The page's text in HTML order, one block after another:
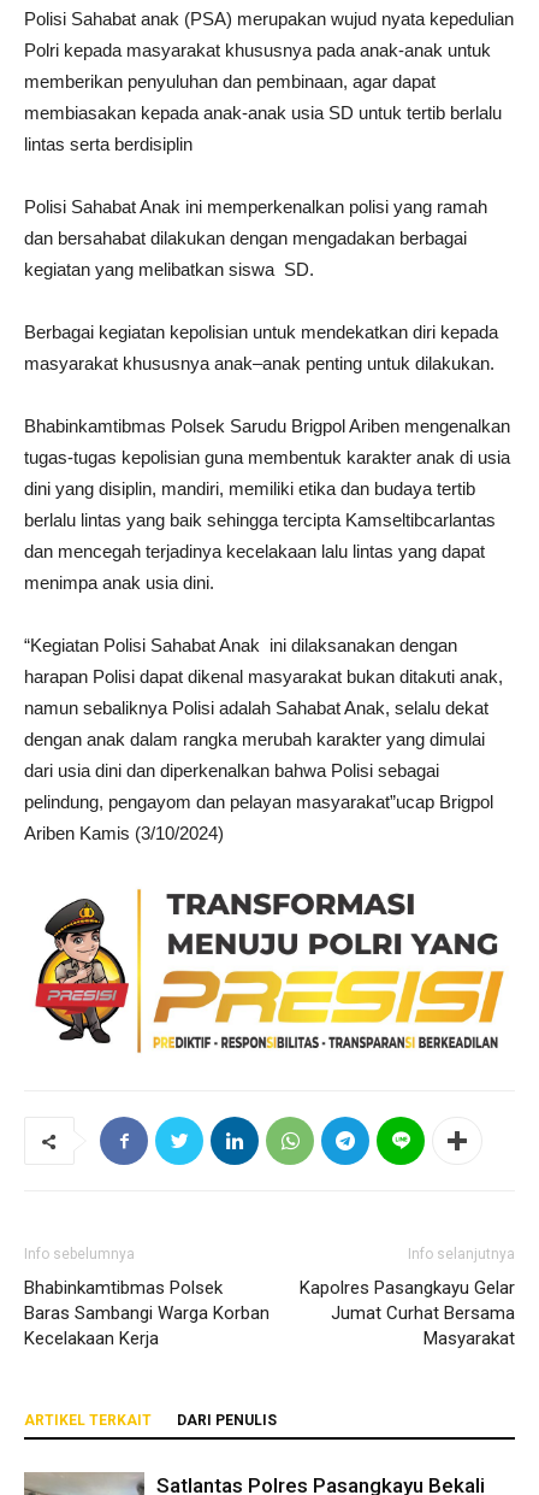
Polisi Sahabat anak (PSA) merupakan wujud nyata kepedulian
Polri kepada masyarakat khususnya pada anak-anak untuk
memberikan penyuluhan dan pembinaan, agar dapat
membiasakan kepada anak-anak usia SD untuk tertib berlalu
lintas serta berdisiplin
Polisi Sahabat Anak ini memperkenalkan polisi yang ramah
dan bersahabat dilakukan dengan mengadakan berbagai
kegiatan yang melibatkan siswa SD.
Berbagai kegiatan kepolisian untuk mendekatkan diri kepada
masyarakat khususnya anak–anak penting untuk dilakukan.
Bhabinkamtibmas Polsek Sarudu Brigpol Ariben mengenalkan
tugas-tugas kepolisian guna membentuk karakter anak di usia
dini yang disiplin, mandiri, memiliki etika dan budaya tertib
berlalu lintas yang baik sehingga tercipta Kamseltibcarlantas
dan mencegah terjadinya kecelakaan lalu lintas yang dapat
menimpa anak usia dini.
“Kegiatan Polisi Sahabat Anak ini dilaksanakan dengan
harapan Polisi dapat dikenal masyarakat bukan ditakuti anak,
namun sebaliknya Polisi adalah Sahabat Anak, selalu dekat
dengan anak dalam rangka merubah karakter yang dimulai
dari usia dini dan diperkenalkan bahwa Polisi sebagai
pelindung, pengayom dan pelayan masyarakat”ucap Brigpol
Ariben Kamis (3/10/2024)
Info sebelumnya
Bhabinkamtibmas Polsek
Baras Sambangi Warga Korban
Kecelakaan Kerja
Info selanjutnya
Kapolres Pasangkayu Gelar
Jumat Curhat Bersama
Masyarakat
ARTIKEL TERKAIT DARI PENULIS
Satlantas Polres Pasangkayu Bekali